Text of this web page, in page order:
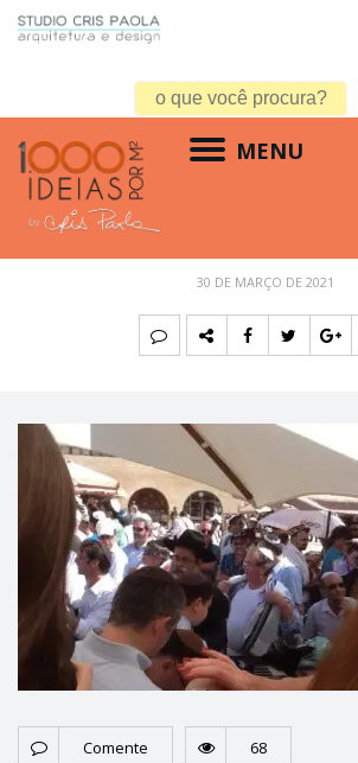
MENU
30 DE MARÇO DE 2021
Comente 68